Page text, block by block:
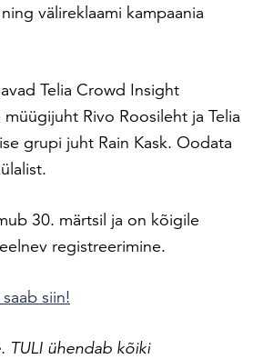
välireklaami kampaania
Telia Crowd Insight
Rivo Roosileht ja Telia
grupi juht Rain Kask. Oodata
30. märtsil ja on kõigile
registreerimine.
siin!
TULI ühendab kõiki